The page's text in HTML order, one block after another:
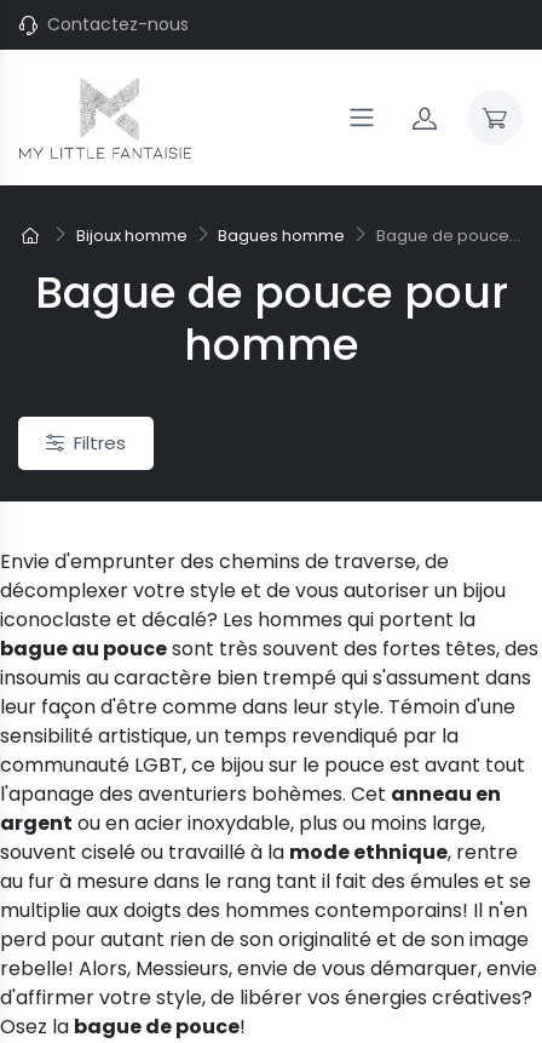
Contactez-nous
Bijoux homme Bagues homme Bague de pouce...
Bague de pouce pour
homme
du cou"
gouttes d'argent
brossées
187,90 €
-20%
Joncs pour enfant
Jonc argent Vangovango pour
adoslescente
126,16 € 157,70 €
Filtres
Envie d'emprunter des chemins de traverse, de
décomplexer votre style et de vous autoriser un bijou
iconoclaste et décalé? Les hommes qui portent la
bague au poucesont très souvent des fortes têtes, des
insoumis au caractère bien trempé qui s'assument dans
leur façon d'être comme dans leur style. Témoin d'une
sensibilité artistique, un temps revendiqué par la
communauté LGBT, ce bijou sur le pouce est avant tout
l'apanage des aventuriers bohèmes. Cet anneau en
argent ou en acier inoxydable, plus ou moins large,
souvent ciselé ou travaillé à la mode ethnique, rentre
au fur à mesure dans le rang tant il fait des émules et se
multiplie aux doigts des hommes contemporains! Il n'en
perd pour autant rien de son originalité et de son image
rebelle! Alors, Messieurs, envie de vous démarquer, envie
d'affirmer votre style, de libérer vos énergies créatives?
Osez la bague de pouce!